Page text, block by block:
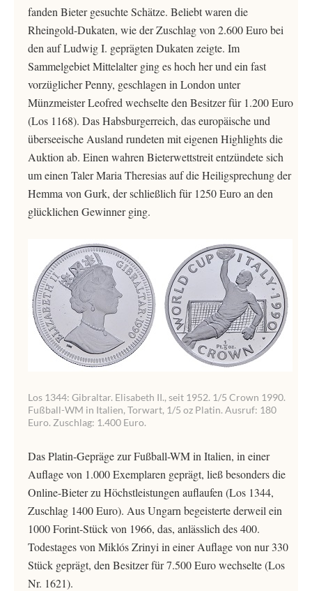
fanden Bieter gesuchte Schätze. Beliebt waren die
Rheingold-Dukaten, wie der Zuschlag von 2.600 Euro bei
den auf Ludwig I. geprägten Dukaten zeigte. Im
Sammelgebiet Mittelalter ging es hoch her und ein fast
vorzüglicher Penny, geschlagen in London unter
Münzmeister Leofred wechselte den Besitzer für 1.200 Euro
(Los 1168). Das Habsburgerreich, das europäische und
überseeische Ausland rundeten mit eigenen Highlights die
Auktion ab. Einen wahren Bieterwettstreit entzündete sich
um einen Taler Maria Theresias auf die Heiligsprechung der
Hemma von Gurk, der schließlich für 1250 Euro an den
glücklichen Gewinner ging.
Los 1344: Gibraltar. Elisabeth II., seit 1952. 1/5 Crown 1990.
Fußball-WM in Italien, Torwart, 1/5 oz Platin. Ausruf: 180
Euro. Zuschlag: 1.400 Euro.
Das Platin-Gepräge zur Fußball-WM in Italien, in einer
Auflage von 1.000 Exemplaren geprägt, ließ besonders die
Online-Bieter zu Höchstleistungen auflaufen (Los 1344,
Zuschlag 1400 Euro). Aus Ungarn begeisterte derweil ein
1000 Forint-Stück von 1966, das, anlässlich des 400.
Todestages von Miklós Zrinyi in einer Auflage von nur 330
Stück geprägt, den Besitzer für 7.500 Euro wechselte (Los
Nr. 1621).